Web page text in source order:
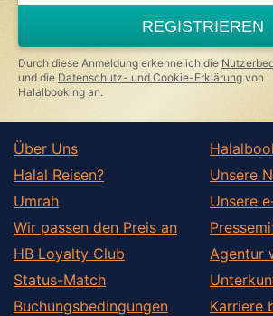
ignore
this
field
REGISTRIEREN
Durch diese Anmeldung erkenne ich die
und die Datenschutz- und Cookie-Erklärung von
Halalbooking an.
Über Uns
Halal Reisen?
Umrah
Wir passen den Preis an
HB Loyalty Club
Status-Match
Buchungsbedingungen
Unsere
Unsere
Agentur
Karriere